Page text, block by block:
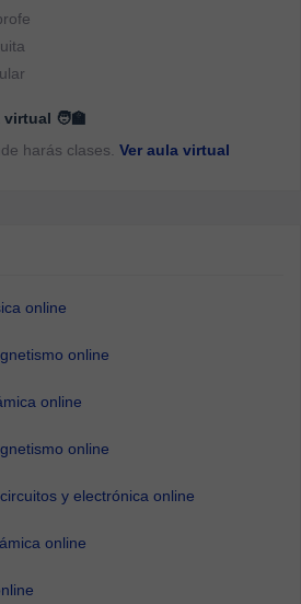
🧑‍🏫
harás clases. Ver aula virtual
online
online
online
online
y electrónica online
online